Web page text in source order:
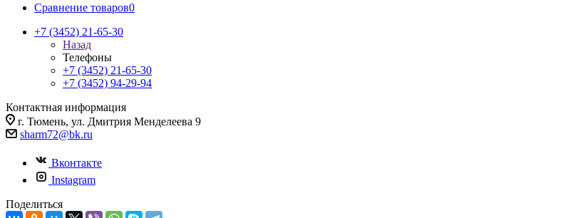
Сравнение товаров0
+7 (3452) 21-65-30
Назад
Телефоны
+7 (3452) 21-65-30
+7 (3452) 94-29-94
Контактная информация
г. Тюмень, ул. Дмитрия Менделеева 9
sharm72@bk.ru
Вконтакте
Instagram
Поделиться